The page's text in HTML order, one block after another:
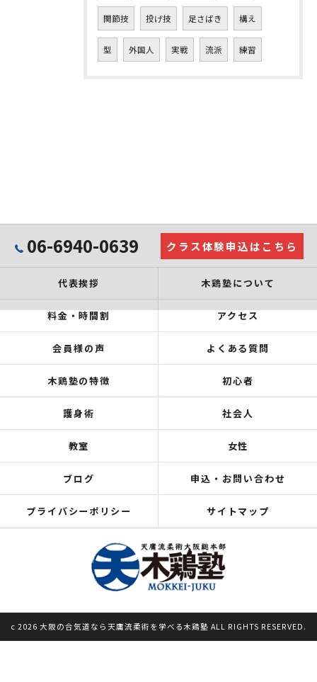
関節技 投げ技 足さばき 構え
型 外国人 実戦 流派 練習
06-6940-0639 クラス体験申込はこちら
代表挨拶 木鶏塾について
料金・時間割 アクセス
会員様の声 よくある質問
木鶏塾の特徴 初心者
護身術 社会人
教室 女性
ブログ 申込・お問い合わせ
プライバシーポリシー サイトマップ
c 2026 大阪の合気道なら天庸流柔術を学べる木鶏塾 ALL RIGHTS RESERVED.